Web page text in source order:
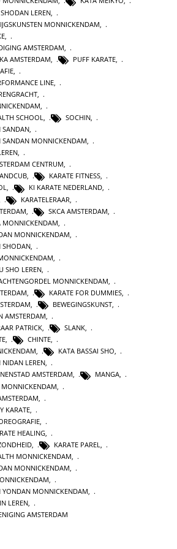
LEREN
MONNICKENDAM
AMSTERDAM
AMSTERDAM
PUFF KARATE
LINE
,
SCHOOL, SOCHIN,
SANDAN,
SANDAN MONNICKENDAM,
,
CENTRUM,
, KARATE FITNESS,
, KI KARATE NEDERLAND,
KARATELERAAR
SKCA AMSTERDAM
MONNICKENDAM
MONNICKENDAM
SHODAN
SHO LEREN
MONNICKENDAM
, KARATE FOR DUMMIES,
, BEWEGINGSKUNST,
AMSTERDAM,
PATRICK, SLANK,
, CHINTE,
, KATA BASSAI SHO,
NIDAN LEREN,
AMSTERDAM, MANGA,
KARATE
HEALING
KARATE PAREL
MONNICKENDAM
MONNICKENDAM
,
YONDAN MONNICKENDAM,
LEREN,
AMSTERDAM